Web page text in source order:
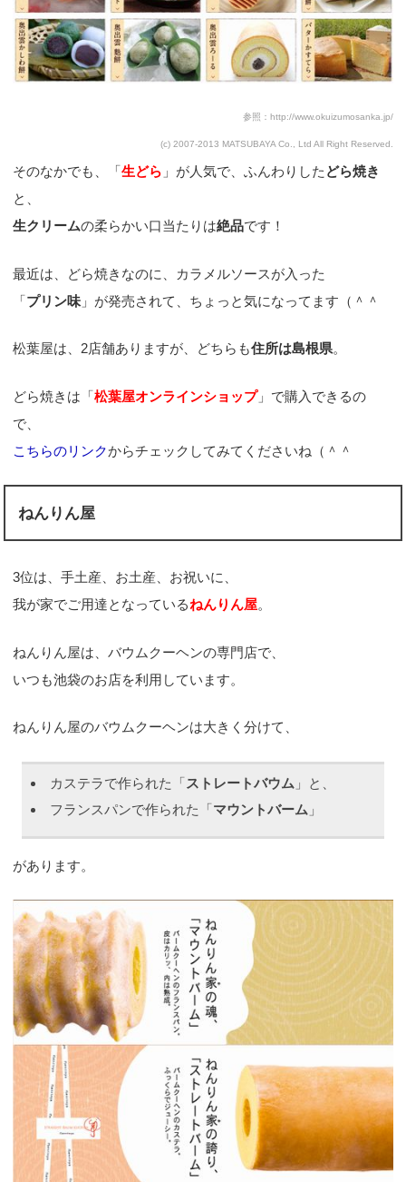
参照：http://www.okuizumosanka.jp/
(c) 2007-2013 MATSUBAYA Co., Ltd All Right Reserved.
そのなかでも、「生どら 」が人気で、ふんわりした どら焼き
と、
生クリームの柔らかい口当たりは絶品です！
最近は、どら焼きなのに、カラメルソースが入った
「プリン味 」が発売されて、ちょっと気になってます（＾＾
松葉屋は、2店舗ありますが、どちらも住所は島根県。
どら焼きは「松葉屋オンラインショップ」で購入できるの
で、
こちらのリンクからチェックしてみてくださいね（＾＾
ねんりん屋
3位は、手土産、お土産、お祝いに、
我が家でご用達となっているねんりん屋。
ねんりん屋は、バウムクーヘンの専門店で、
いつも池袋のお店を利用しています。
ねんりん屋のバウムクーヘンは大きく分けて、
カステラで作られた「ストレートバウム 」と、
フランスパンで作られた「マウントバーム 」
があります。